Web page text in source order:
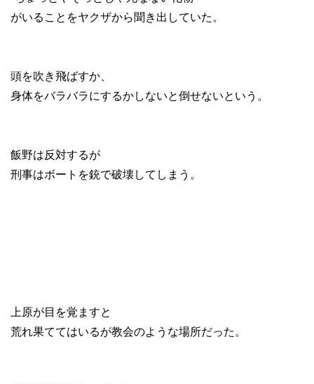
がいることをヤクザから聞き出していた。
頭を吹き飛ばすか、
身体をバラバラにするかしないと倒せないという。
飯野は反対するが
刑事はボートを銃で破壊してしまう。
上原が目を覚ますと
荒れ果ててはいるが教会のような場所だった。